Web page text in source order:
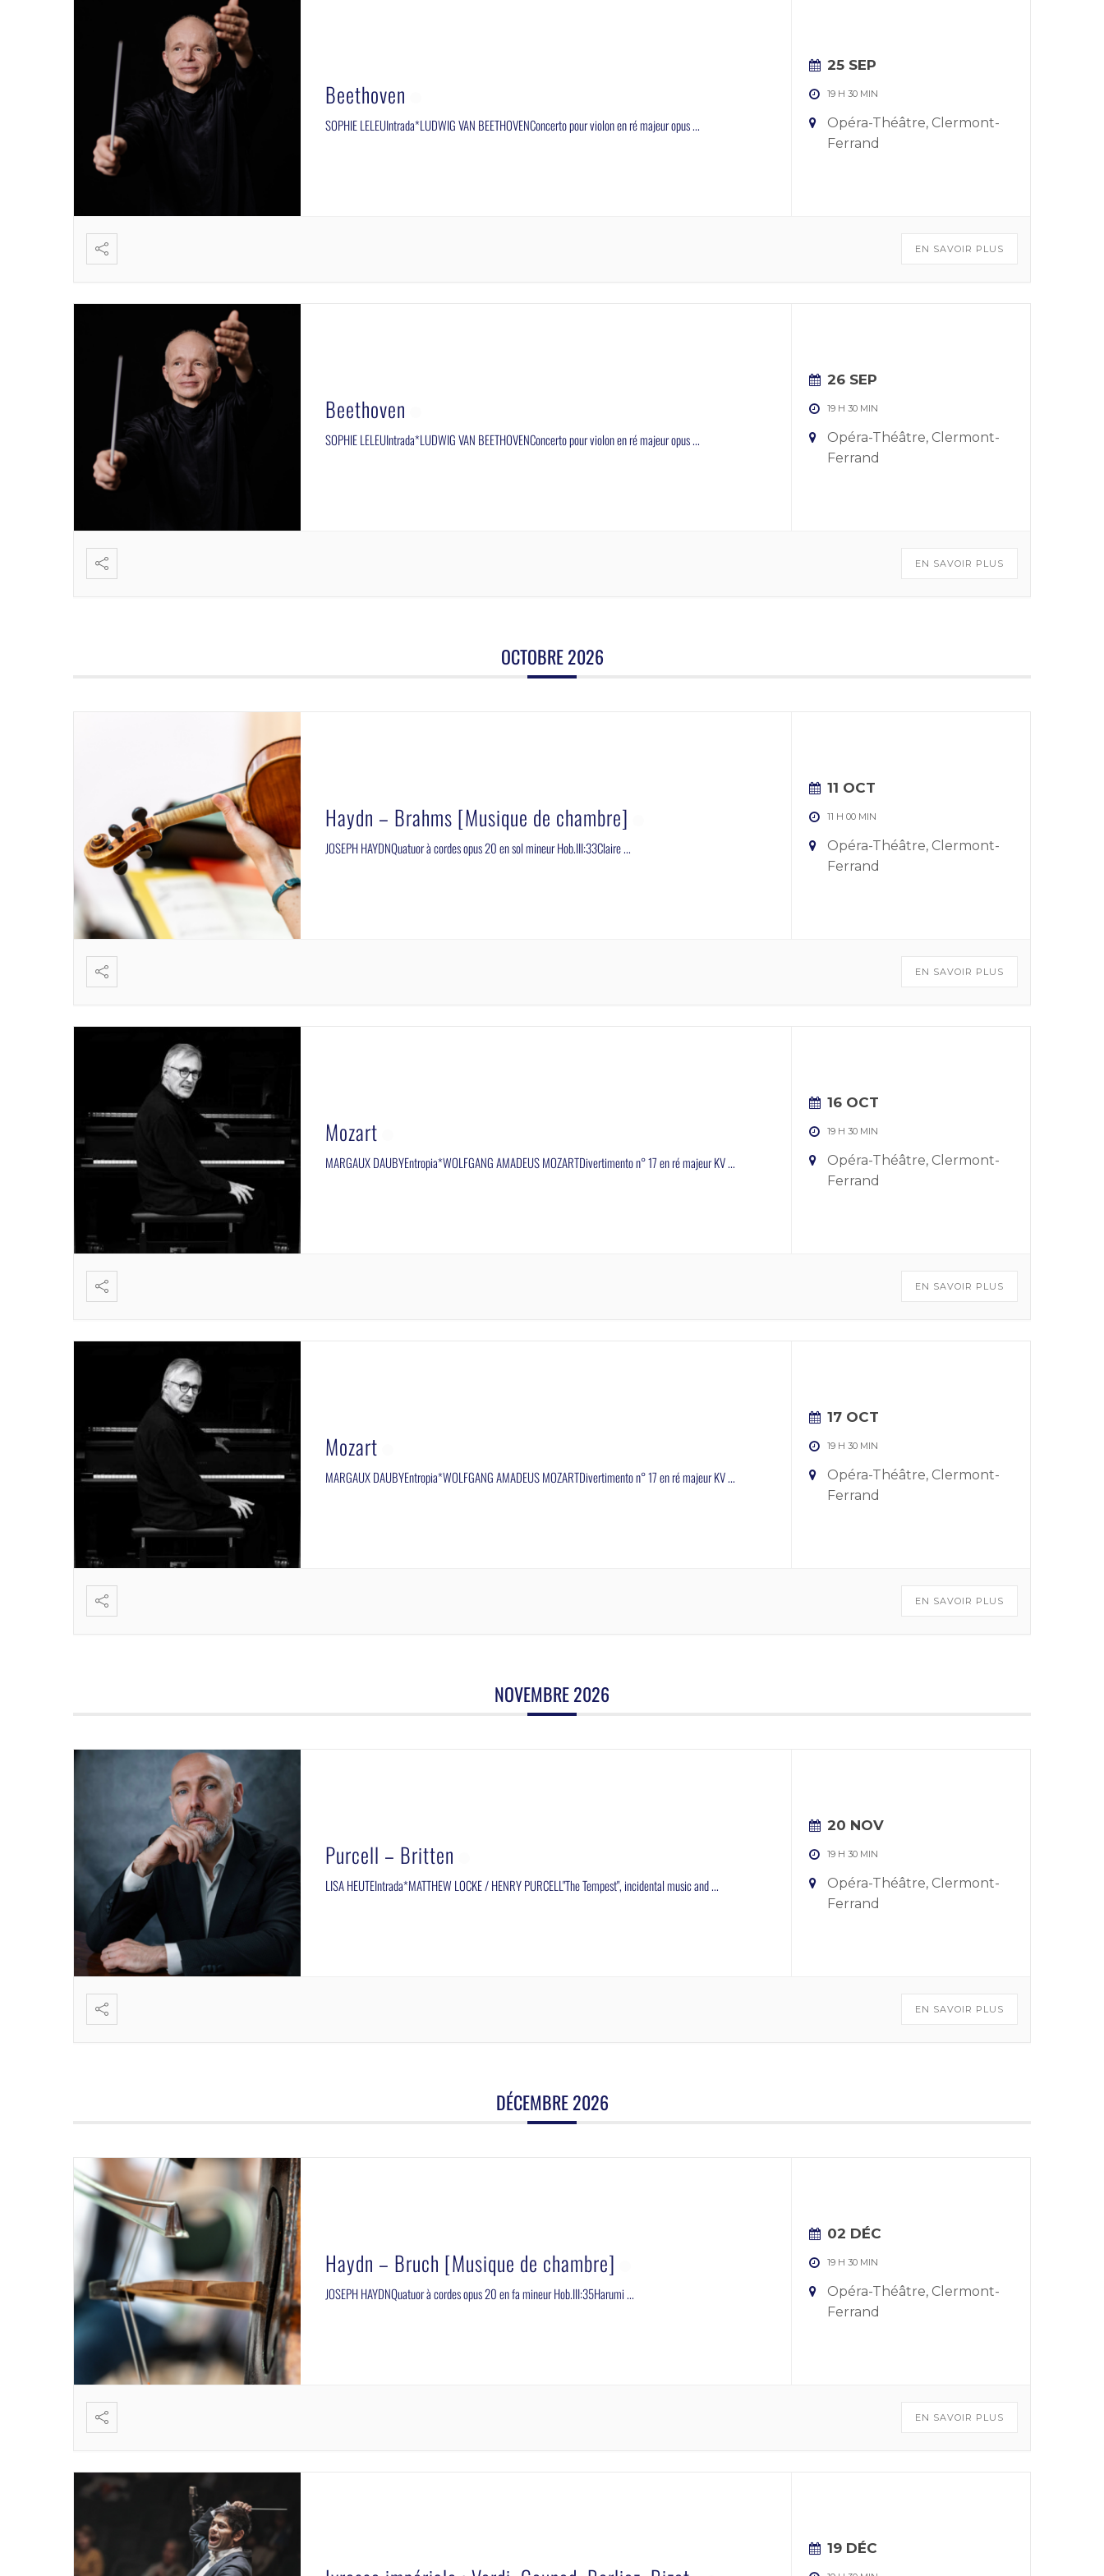
Beethoven
SOPHIE LELEUIntrada*LUDWIG VAN BEETHOVENConcerto pour violon en ré majeur opus...
25 SEP
19 H 30 MIN
Opéra-Théâtre, Clermont-
Ferrand
EN SAVOIR PLUS
Beethoven
SOPHIE LELEUIntrada*LUDWIG VAN BEETHOVENConcerto pour violon en ré majeur opus...
26 SEP
19 H 30 MIN
Opéra-Théâtre, Clermont-
Ferrand
EN SAVOIR PLUS
OCTOBRE 2026
Haydn – Brahms [Musique de chambre]
JOSEPH HAYDNQuatuor à cordes opus 20 en sol mineur Hob.III:33Claire...
11 OCT
11 H 00 MIN
Opéra-Théâtre, Clermont-
Ferrand
EN SAVOIR PLUS
Mozart
MARGAUX DAUBYEntropia*WOLFGANG AMADEUS MOZARTDivertimento n° 17 en ré majeur KV...
16 OCT
19 H 30 MIN
Opéra-Théâtre, Clermont-
Ferrand
EN SAVOIR PLUS
Mozart
MARGAUX DAUBYEntropia*WOLFGANG AMADEUS MOZARTDivertimento n° 17 en ré majeur KV...
17 OCT
19 H 30 MIN
Opéra-Théâtre, Clermont-
Ferrand
EN SAVOIR PLUS
NOVEMBRE 2026
Purcell – Britten
LISA HEUTEIntrada*MATTHEW LOCKE / HENRY PURCELL"The Tempest", incidental music and...
20 NOV
19 H 30 MIN
Opéra-Théâtre, Clermont-
Ferrand
EN SAVOIR PLUS
DÉCEMBRE 2026
Haydn – Bruch [Musique de chambre]
JOSEPH HAYDNQuatuor à cordes opus 20 en fa mineur Hob.III:35Harumi ...
02 DÉC
19 H 30 MIN
Opéra-Théâtre, Clermont-
Ferrand
EN SAVOIR PLUS
19 DÉC